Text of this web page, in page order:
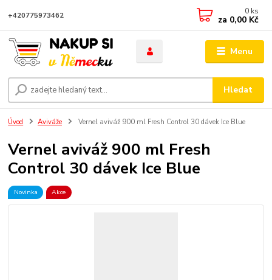
Menu
Hledat
+420775973462 0 ks
za 0,00 Kč
Úvod Aviváže Vernel aviváž 900 ml Fresh Control 30 dávek Ice Blue
Vernel aviváž 900 ml Fresh
Control 30 dávek Ice Blue
Novinka Akce